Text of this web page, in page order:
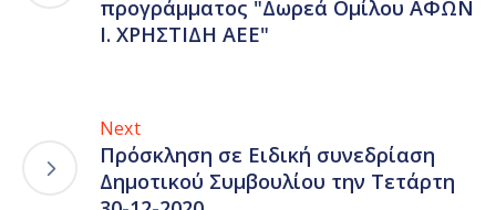
προγράμματος "Δωρεά Ομίλου ΑΦΩΝ
Ι. ΧΡΗΣΤΙΔΗ ΑΕΕ"
Next
Πρόσκληση σε Ειδική συνεδρίαση
Δημοτικού Συμβουλίου την Τετάρτη